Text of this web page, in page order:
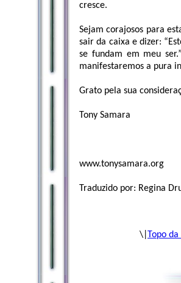
cresce.
Sejam corajosos para
sair da caixa e dizer:
se fundam em meu
manifestaremos a pura
Grato pela sua
Tony Samara
www.tonysamara.org
Traduzido por: Regina
\| Topo da